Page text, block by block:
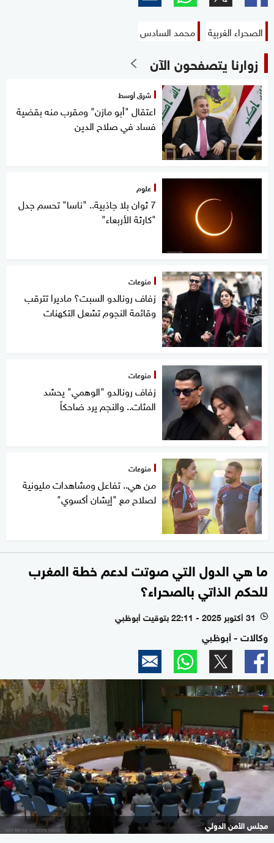
الصحراء الغربية محمد السادس
زوارنا يتصفحون الآن
شرق أوسط
اعتقال "أبو مازن" ومقرب منه بقضية
فساد في صلاح الدين
علوم
7 ثوان بلا جاذبية.. "ناسا" تحسم جدل
"كارثة الأربعاء"
منوعات
زفاف رونالدو السبت؟ ماديرا تترقب
وقائمة النجوم تشعل التكهنات
منوعات
زفاف رونالدو "الوهمي" يحشد
المئات.. والنجم يرد ضاحكاً
منوعات
من هي.. تفاعل ومشاهدات مليونية
لصلاح مع "إيشان أكسوي"
ما هي الدول التي صوتت لدعم خطة المغرب
للحكم الذاتي بالصحراء؟
l 31 أكتوبر 2025 - 22:11 بتوقيت أبوظبي
وكالات - أبوظبي
مجلس الأمن الدولي